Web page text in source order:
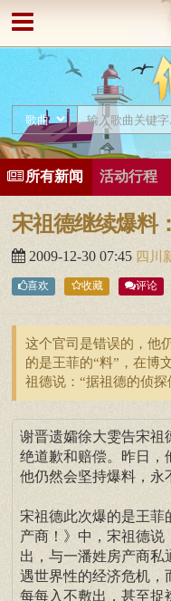
所有新闻 活动行程
宋祖德继续爆料
2009-12-30 07:45 四川
喜欢 收藏 评论
这个官司是错误的，他
的是王菲的“料”，在博
祖德说：“据祖德的侦
谢晋遗孀徐大雯告宋祖
绝道歉和赔偿。昨日，
他仍然会坚持爆料，永
宋祖德此次爆的是王菲
产商！》中，宋祖德说
出，与一潘姓房产商
遇世界性的经济危机，
每每入不敷出，甚至捉